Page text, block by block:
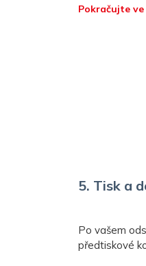
Pokračujte
5. Tisk a
Po vašem
předtiskové